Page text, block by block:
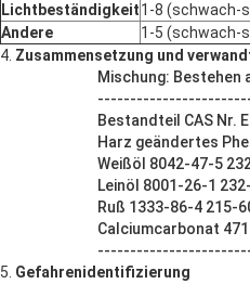
Lichtbeständigkeit1-8 (schwach-
Andere
1-5 (schwach-
4. Zusammensetzung und
Mischung: Bestehen
Bestandteil CAS Nr.
Harz geändertes
Weißöl 8042-47-5
Leinöl 8001-26-1
Ruß 1333-86-4 215-
Calciumcarbonat
5. Gefahrenidentifizierung